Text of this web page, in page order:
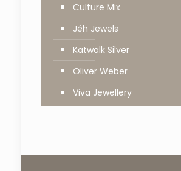
Culture Mix
Jéh Jewels
Katwalk Silver
Oliver Weber
Viva Jewellery